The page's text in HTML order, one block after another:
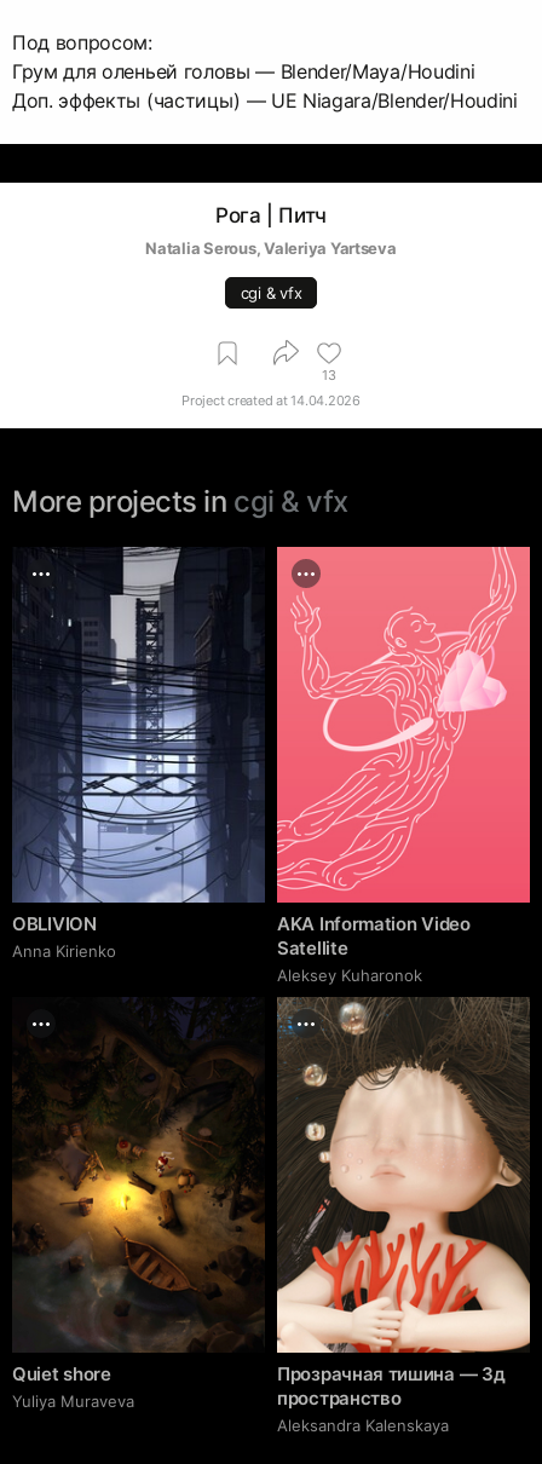
Под вопросом:
Грум для оленьей головы — Blender/Maya/Houdini
Доп. эффекты (частицы) — UE Niagara/Blender/Houdini
Рога | Питч
Natalia Serous, Valeriya Yartseva
cgi & vfx
13
Project created at14.04.2026
More projects in cgi & vfx
OBLIVION
Anna Kirienko
AKA Information Video
Satellite
Aleksey Kuharonok
Quiet shore
Yuliya Muraveva
Прозрачная тишина — 3д
пространство
Aleksandra Kalenskaya